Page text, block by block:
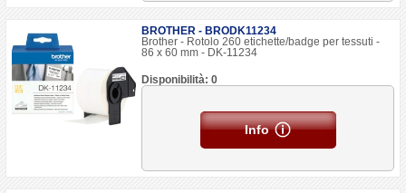
BROTHER - BRODK11234
Brother - Rotolo 260 etichette/badge per tessuti -
86 x 60 mm - DK-11234
Disponibilità: 0
Info